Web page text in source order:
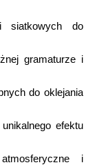
i siatkowych do
gramaturze i
do oklejania
efektu
i